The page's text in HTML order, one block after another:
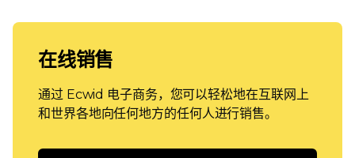
在线销售
通过 Ecwid 电子商务，您可以轻松地在互联网上
和世界各地向任何地方的任何人进行销售。